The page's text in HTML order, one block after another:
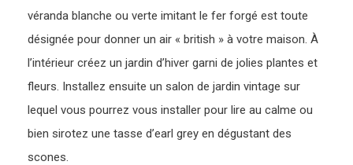
véranda blanche ou verte imitant le fer forgé est toute
désignée pour donner un air « british » à votre maison. À
l’intérieur créez un jardin d’hiver garni de jolies plantes et
fleurs. Installez ensuite un salon de jardin vintage sur
lequel vous pourrez vous installer pour lire au calme ou
bien sirotez une tasse d’earl grey en dégustant des
scones.